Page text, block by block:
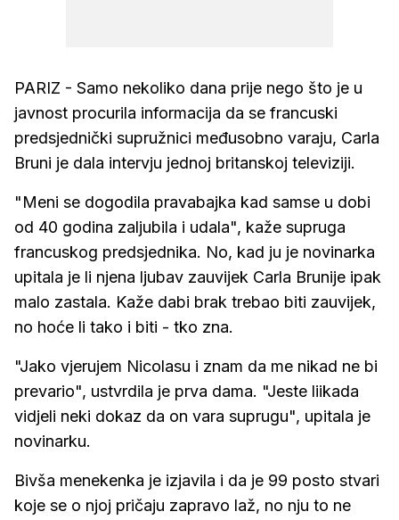
PARIZ - Samo nekoliko dana prije nego što je u
javnost procurila informacija da se francuski
predsjednički supružnici međusobno varaju, Carla
Bruni je dala intervju jednoj britanskoj televiziji.
"Meni se dogodila pravabajka kad samse u dobi
od 40 godina zaljubila i udala", kaže supruga
francuskog predsjednika. No, kad ju je novinarka
upitala je li njena ljubav zauvijek Carla Brunije ipak
malo zastala. Kaže dabi brak trebao biti zauvijek,
no hoće li tako i biti - tko zna.
"Jako vjerujem Nicolasu i znam da me nikad ne bi
prevario", ustvrdila je prva dama. "Jeste liikada
vidjeli neki dokaz da on vara suprugu", upitala je
novinarku.
Bivša menekenka je izjavila i da je 99 posto stvari
koje se o njoj pričaju zapravo laž, no nju to ne